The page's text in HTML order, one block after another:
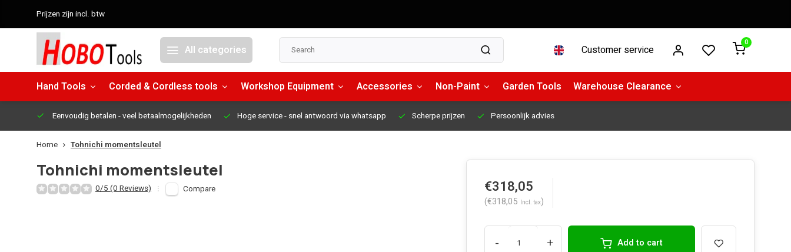
Prijzen zijn incl. btw
All categories Customer service
0
Hand Tools Corded & Cordless tools Workshop Equipment Accessories Non-Paint Garden Tools Warehouse Clearance
Eenvoudig betalen - veel betaalmogelijkheden Hoge service- snel antwoord via whatsapp Scherpe prijzen Persoonlijk advies
Home Tohnichi momentsleutel
Tohnichi momentsleutel
0/5 (0 Reviews) Compare €318,05
(€318,05 Incl. tax)
- + Add to cart